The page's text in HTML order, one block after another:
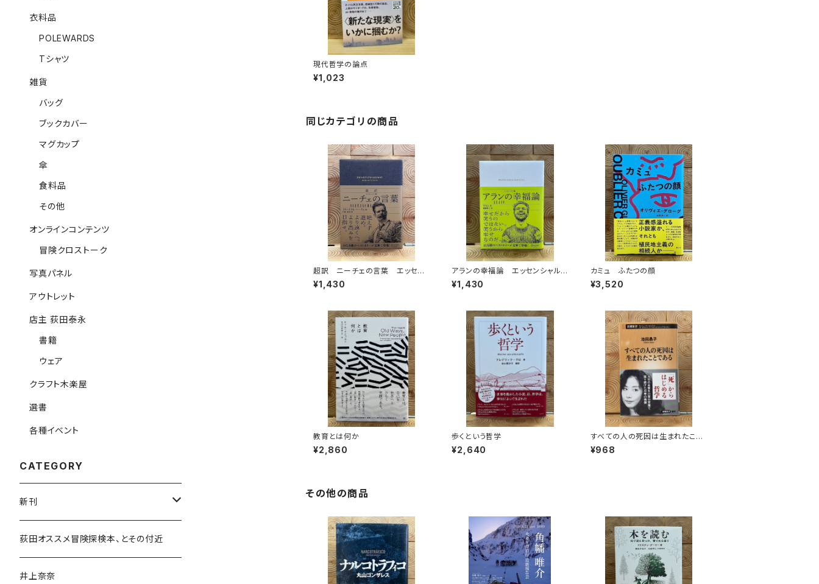
現代哲学の論点
¥1,023
同じカテゴリの商品
超訳 ニーチェの言葉 エッセン
シャル版
¥1,430
アランの幸福論 エッセンシャル
版
¥1,430
カミュ ふたつの顔
¥3,520
教育とは何か
¥2,860
歩くという哲学
¥2,640
すべての人の死因は生まれたこと
である
¥968
その他の商品
衣料品
POLEWARDS
Tシャツ
雑貨
バッグ
ブックカバー
マグカップ
傘
食料品
その他
オンラインコンテンツ
冒険クロストーク
写真パネル
アウトレット
店主 荻田泰永
書籍
ウェア
クラフト木楽屋
選書
各種イベント
CATEGORY
新刊
和書
文学・小説・物語
荻田オススメ冒険探検本、とその付近
井上奈奈